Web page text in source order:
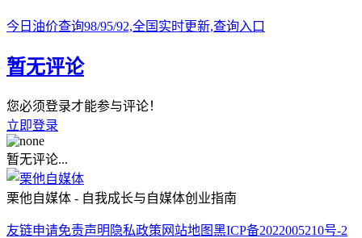
今日油价查询98/95/92,全国实时更新,查询入口
暂无评论
您必须登录才能参与评论！
立即登录
暂无评论...
栗他自媒体 - 自我成长与自媒体创业指南
友链申请免责声明 隐私政策 网站地图黑ICP备2022005210号-2